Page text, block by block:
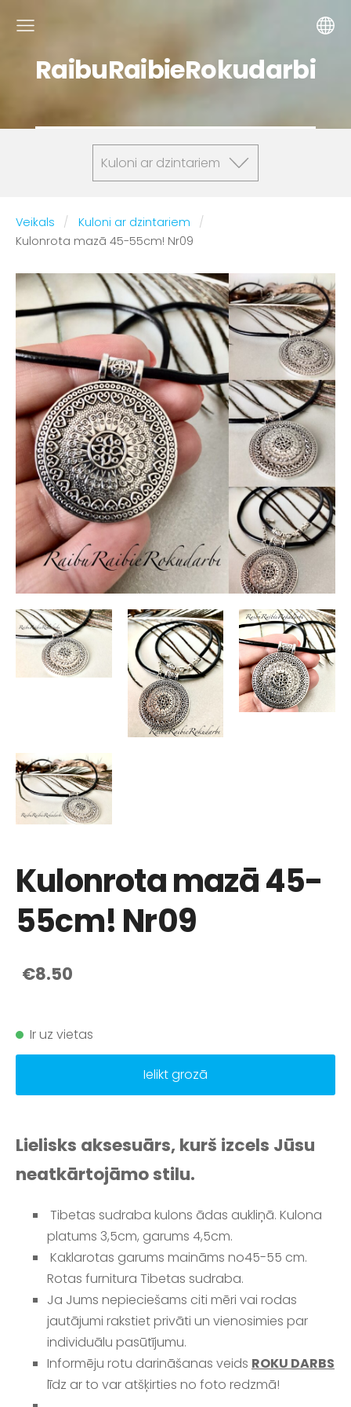
RaibuRaibieRokudarbi
Kuloni ar dzintariem
Veikals
Kuloni ar dzintariem
Kulonrota mazā 45-55cm! Nr09
Kulonrota mazā 45-
55cm! Nr09
€8.50
Ir uz vietas
Ielikt grozā
Lielisks aksesuārs, kurš izcels Jūsu
neatkārtojāmo stilu.
Tibetas sudraba kulons ādas aukliņā. Kulona
platums 3,5cm, garums 4,5cm.
Kaklarotas garums maināms no45-55 cm.
Rotas furnitura Tibetas sudraba.
Ja Jums nepieciešams citi mēri vai rodas
jautājumi rakstiet privāti un vienosimies par
individuālu pasūtījumu.
Informēju rotu darināšanas veids ROKU DARBS
līdz ar to var atšķirties no foto redzmā!